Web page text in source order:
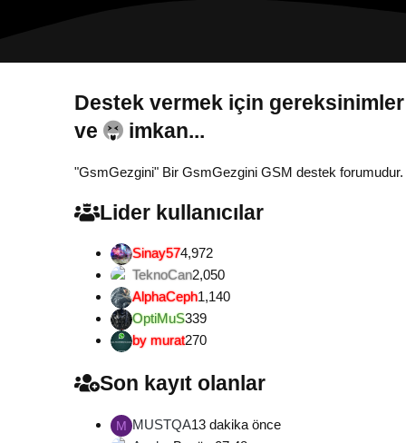
Destek vermek için
Gönül...
"GsmGezgini" Bir GsmGezgini GSM destek
Lider kullanıcılar
Sinay574,972
TeknoCan2,050
AlphaCeph1,140
OptiMuS339
by murat270
Son kayıt olanlar
M MUSTQA13 dakika önce